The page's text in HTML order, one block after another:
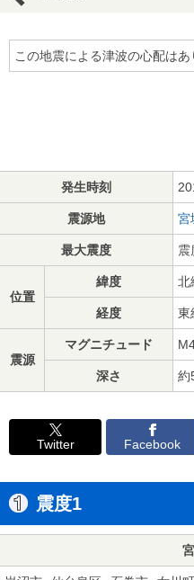
この地震による津波の心配はあ
発生時刻
震源地 宮
最大震度 震
位置
緯度 北
経度 東
震源
マグニチュード
深さ 約
Twitter Facebook
震度1